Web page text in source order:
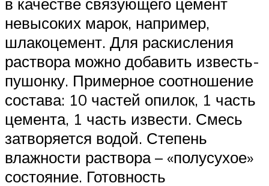
невысоких марок, например,
шлакоцемент. Для раскисления
раствора можно добавить известь-
пушонку. Примерное соотношение
состава: 10 частей опилок, 1 часть
цемента, 1 часть извести. Смесь
затворяется водой. Степень
влажности раствора – «полусухое»
состояние. Готовность